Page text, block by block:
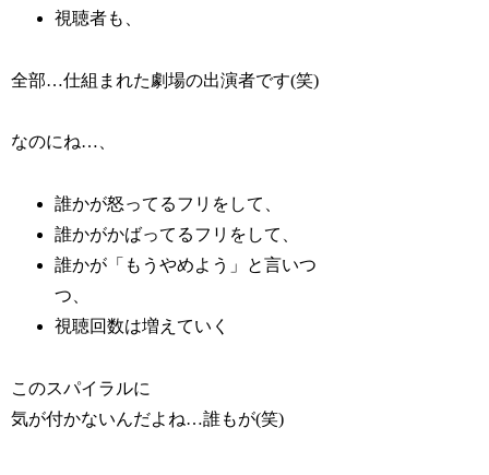
視聴者も、
全部…仕組まれた劇場の出演者です(笑)
なのにね…、
誰かが怒ってるフリをして、
誰かがかばってるフリをして、
誰かが「もうやめよう」と言いつ
つ、
視聴回数は増えていく
このスパイラルに
気が付かないんだよね…誰もが(笑)